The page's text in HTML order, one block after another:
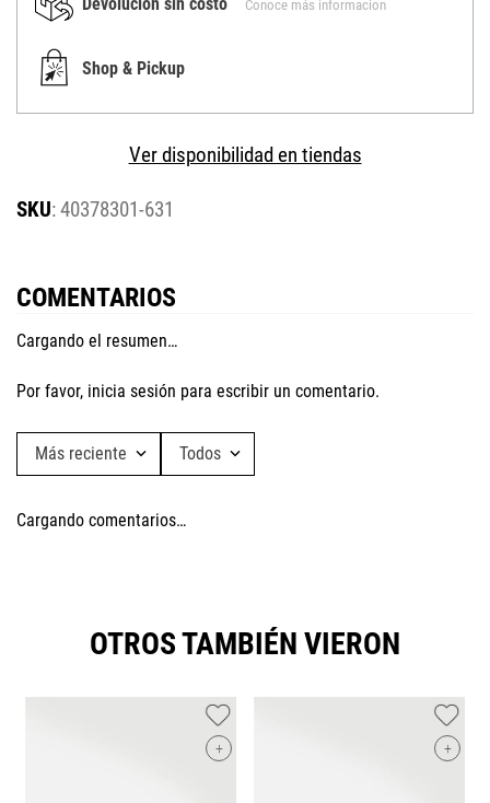
Conoce más informacion
Shop & Pickup
Ver disponibilidad en tiendas
:40378301-631
COMENTARIOS
Cargando el resumen…
Por favor, inicia sesión para escribir un comentario.
Más reciente Todos
Cargando comentarios…
OTROS TAMBIÉN VIERON
+ +